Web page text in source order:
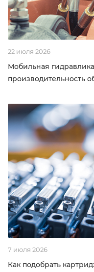
22 июля 2026
Мобильная
производительность
7 июля 2026
Как подобрать